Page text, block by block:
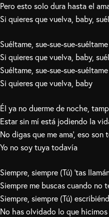
Pero esto solo dura hasta el
Si quieres que vuelva, baby,
Suéltame, sue-sue-sue-suéltame
Si quieres que vuelva, baby,
Suéltame, sue-sue-sue-suéltame
Si quieres que vuelva, baby
Él ya no duerme de noche,
Estar sin mí está jodiendo la
No digas que me ama’, eso son
Yo no soy tuya todavía
Siempre, siempre (Tú) ‘tas
Siempre me buscas cuando no
Siempre, siempre (Tú)
No has olvidado lo que